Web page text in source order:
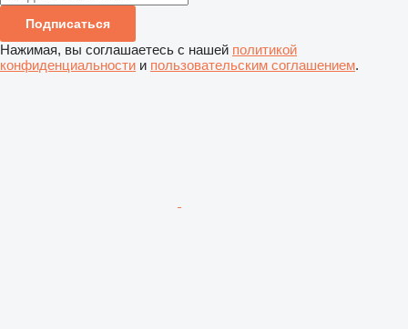
Подписаться
Нажимая, вы соглашаетесь с нашей политикой
конфиденциальности и пользовательским соглашением.